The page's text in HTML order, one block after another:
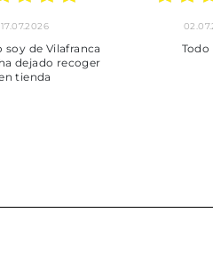
24.06.2026
***
Pedido